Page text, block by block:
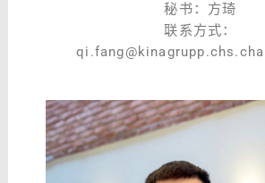
秘书：方琦
联系方式：